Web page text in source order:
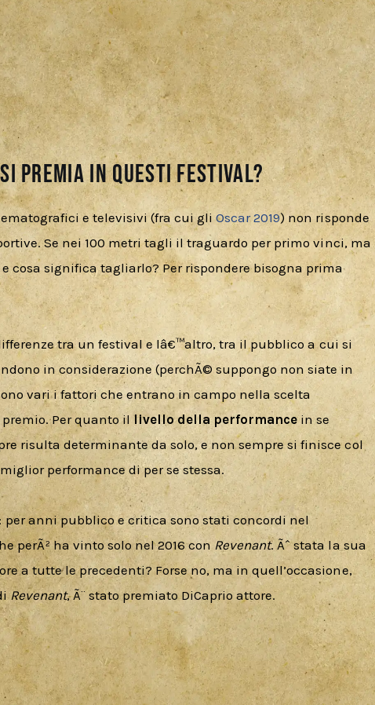
premia in questi festival?
e televisivi (fra cui gli Oscar 2019) non risponde
Se nei 100 metri tagli il traguardo per primo vinci, ma
e cosa significa tagliarlo? Per rispondere bisogna prima
tra un festival e lâ€™altro, tra il pubblico a cui si
in considerazione (perchÃ© suppongo non siate in
vari i fattori che entrano in campo nella scelta
Per quanto il livello della performance in se
risulta determinante da solo, e non sempre si finisce col
performance di per se stessa.
: per anni pubblico e critica sono stati concordi nel
perÃ² ha vinto solo nel 2016 con Revenant. Ãˆ stata la sua
a tutte le precedenti? Forse no, ma in quell’occasione,
Revenant, Ã¨ stato premiato DiCaprio attore.